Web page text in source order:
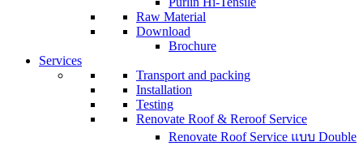
Raw Material
Download
Brochure
Services
Transport and packing
Installation
Testing
Renovate Roof & Reroof Service
Renovate Roof Service แบบ Double